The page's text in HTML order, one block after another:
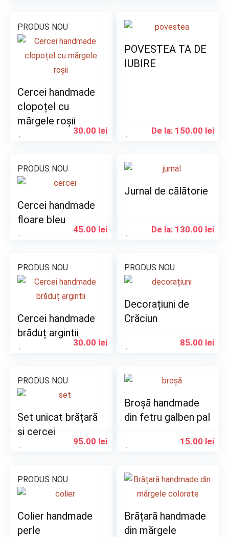
PRODUS NOU
Cercei handmade
clopoțel cu
mărgele roșii
30.00 lei
POVESTEA TA DE
IUBIRE
De la: 150.00 lei
PRODUS NOU
Cercei handmade
floare bleu
45.00 lei
Jurnal de călătorie
De la: 130.00 lei
PRODUS NOU
Cercei handmade
brăduț argintii
30.00 lei
PRODUS NOU
Decorațiuni de
Crăciun
85.00 lei
PRODUS NOU
Set unicat brățară
și cercei
95.00 lei
Broșă handmade
din fetru galben pal
15.00 lei
PRODUS NOU
Colier handmade
perle
Brățară handmade
din mărgele